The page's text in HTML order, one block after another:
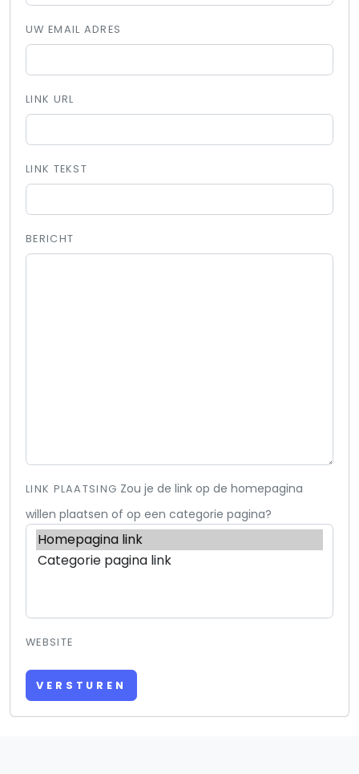
UW EMAIL ADRES
LINK URL
LINK TEKST
BERICHT
LINK PLAATSING Zou je de link op de homepagina
willen plaatsen of op een categorie pagina?
WEBSITE
VERSTUREN